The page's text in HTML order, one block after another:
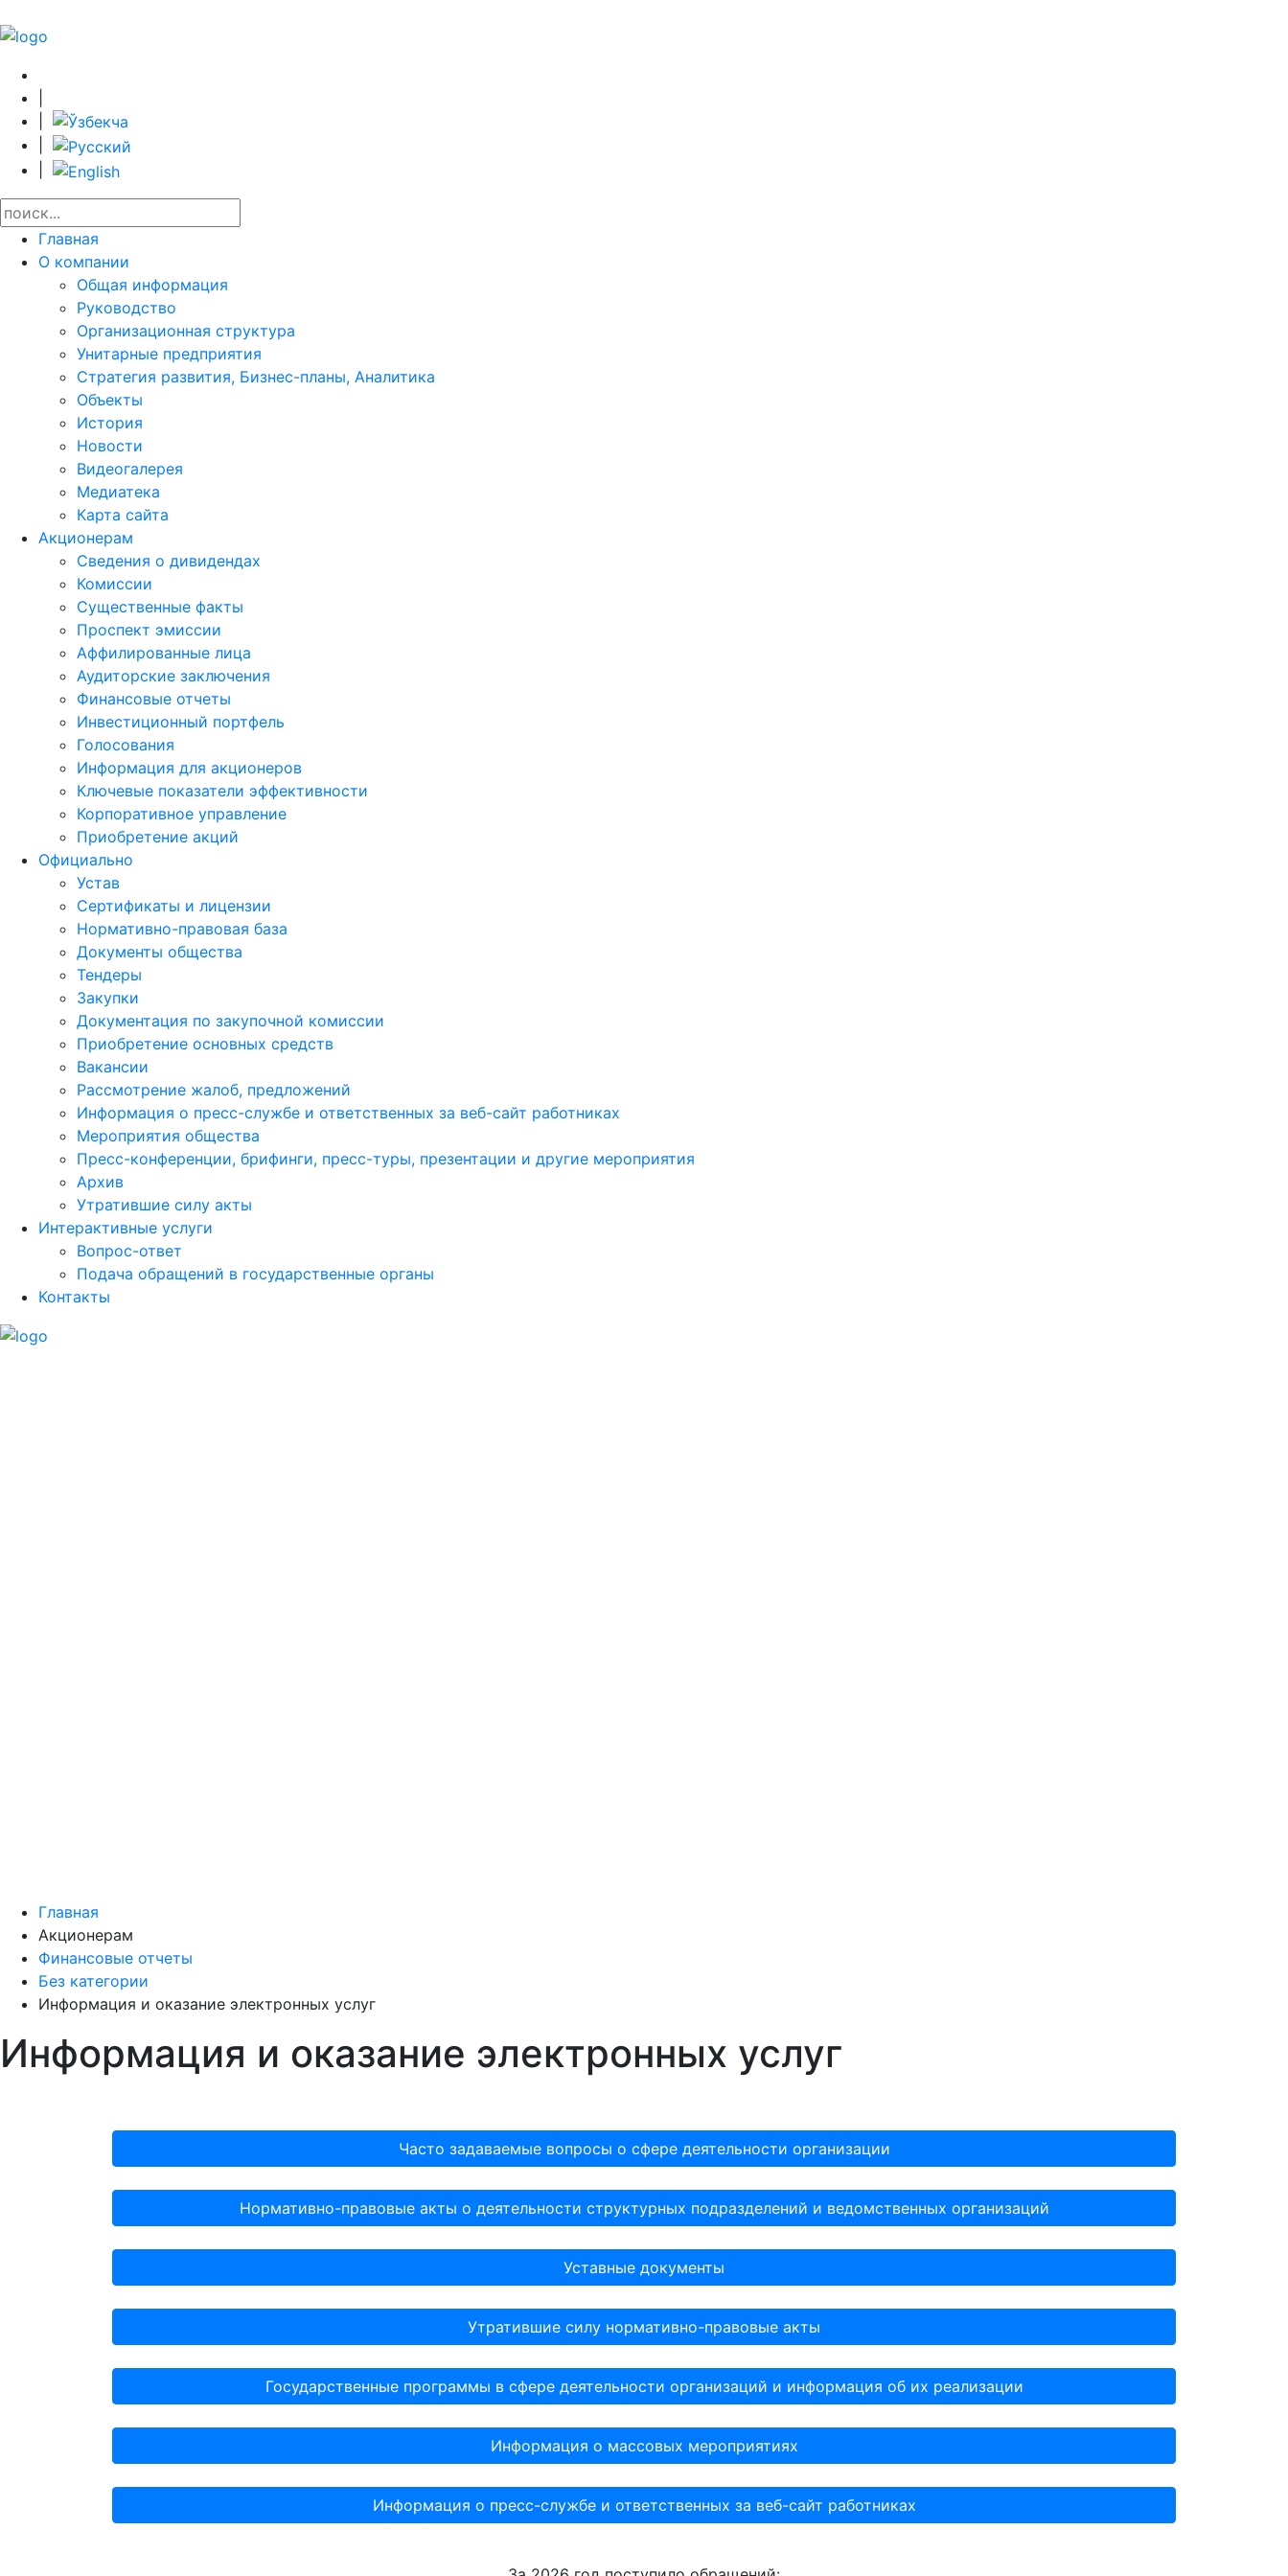
Главная
О компании
Общая информация
Руководство
Организационная структура
Унитарные предприятия
Стратегия развития, Бизнес-планы, Аналитика
Объекты
История
Новости
Видеогалерея
Медиатека
Карта сайта
Акционерам
Сведения о дивидендах
Комиссии
Существенные факты
Проспект эмиссии
Аффилированные лица
Аудиторские заключения
Финансовые отчеты
Инвестиционный портфель
Голосования
Информация для акционеров
Ключевые показатели эффективности
Корпоративное управление
Приобретение акций
Официально
Устав
Сертификаты и лицензии
Нормативно-правовая база
Документы общества
Тендеры
Закупки
Документация по закупочной комиссии
Приобретение основных средств
Вакансии
Рассмотрение жалоб, предложений
Информация о пресс-службе и ответственных за веб-сайт работниках
Мероприятия общества
Пресс-конференции, брифинги, пресс-туры, презентации и другие мероприятия
Архив
Утратившие силу акты
Интерактивные услуги
Вопрос-ответ
Подача обращений в государственные органы
Контакты
Главная
Акционерам
Финансовые отчеты
Без категории
Информация и оказание электронных услуг
Информация и оказание электронных услуг
Часто задаваемые вопросы о сфере деятельности организации
Нормативно-правовые акты о деятельности структурных подразделений и ведомственных организаций
Уставные документы
Утратившие силу нормативно-правовые акты
Государственные программы в сфере деятельности организаций и информация об их реализации
Информация о массовых мероприятиях
Информация о пресс-службе и ответственных за веб-сайт работниках